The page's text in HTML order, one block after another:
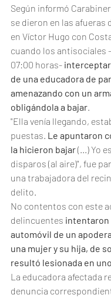
Según informó
se dieron en las afueras
en Víctor Hugo con
cuando los antisociales
07:00 horas-
de una educadora de
amenazando con un
obligándola a bajar.
"Ella venía llegando,
puestas. Le apuntaron
la hicieron bajar (...) Yo
disparos (al aire)", fue
una trabajadora del
delito.
No contentos con este
delincuentes intentaron
automóvil de un
una mujer y su hija, de
resultó lesionada en
La educadora afectada
denuncia